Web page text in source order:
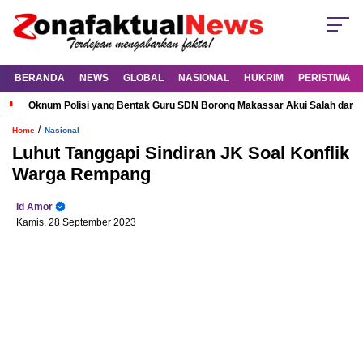
BERANDA NEWS GLOBAL NASIONAL HUKRIM PERISTIWA
Oknum Polisi yang Bentak Guru SDN Borong Makassar Akui Salah dan
Home / Nasional
Luhut Tanggapi Sindiran JK Soal Konflik
Warga Rempang
Id Amor
Kamis, 28 September 2023